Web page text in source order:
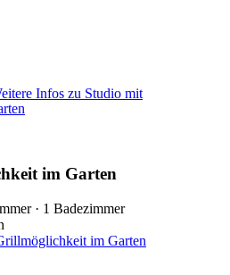
Infos zu Studio mit
im Garten
· 1 Badezimmer
im Garten